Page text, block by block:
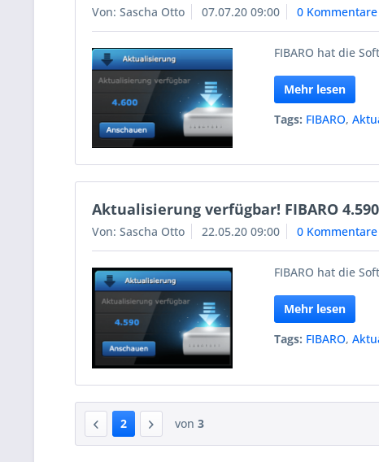
Von: Sascha Otto 07.07.20 09:00 0 Kommentare
FIBARO hat die
Mehr lesen
Tags: FIBARO,
Aktualisierung verfügbar! FIBARO 4.590
Von: Sascha Otto 22.05.20 09:00 0 Kommentare
FIBARO hat die
Mehr lesen
Tags: FIBARO,
2 von 3